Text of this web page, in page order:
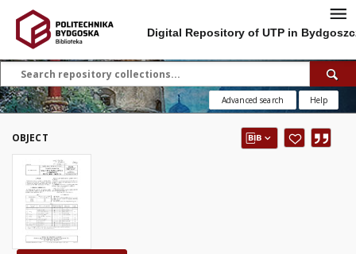
Digital Repository of UTP in
Advanced search Help
OBJECT